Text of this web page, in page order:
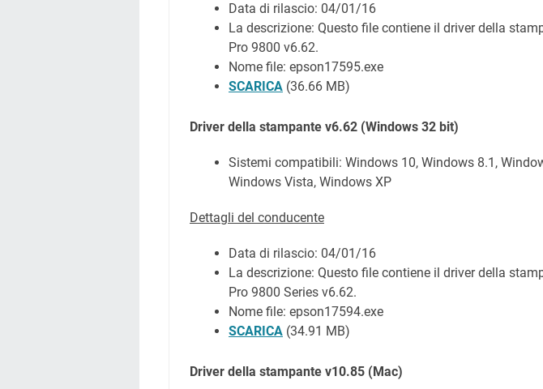
Data di rilascio: 04/01/16
La descrizione: Questo file contiene il driver della
Pro 9800 v6.62.
Nome file: epson17595.exe
SCARICA (36.66 MB)
Driver della stampante v6.62 (Windows 32 bit)
Sistemi compatibili: Windows 10, Windows 8.1,
Windows Vista, Windows XP
Dettagli del conducente
Data di rilascio: 04/01/16
La descrizione: Questo file contiene il driver della
Pro 9800 Series v6.62.
Nome file: epson17594.exe
SCARICA (34.91 MB)
Driver della stampante v10.85 (Mac)